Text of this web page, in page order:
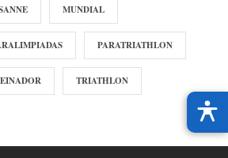
MUNDIAL
PARATRIATHLON
TRIATHLON